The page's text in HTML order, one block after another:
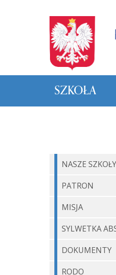
SZKOŁA
NASZE SZKOŁY
PATRON
MISJA
SYLWETKA
DOKUMENTY
RODO